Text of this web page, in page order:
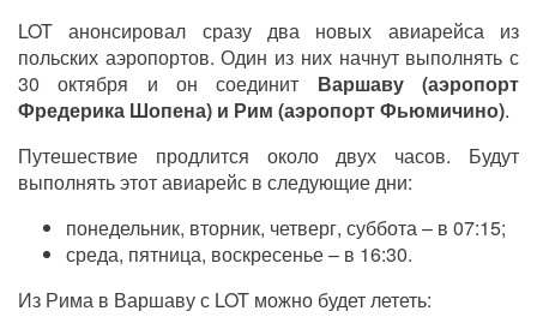
LOT анонсировал сразу два новых авиарейса из
польских аэропортов. Один из них начнут выполнять с
30 октября и он соединит Варшаву (аэропорт
Фредерика Шопена) и Рим (аэропорт Фьюмичино).
Путешествие продлится около двух часов. Будут
выполнять этот авиарейс в следующие дни:
понедельник, вторник, четверг, суббота – в 07:15;
среда, пятница, воскресенье – в 16:30.
Из Рима в Варшаву с LOT можно будет лететь: